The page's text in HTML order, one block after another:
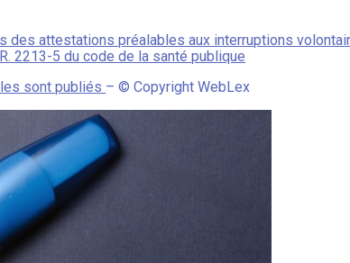
des attestations préalables aux interruptions
2213-5 du code de la santé publique
sont publiés – © Copyright WebLex